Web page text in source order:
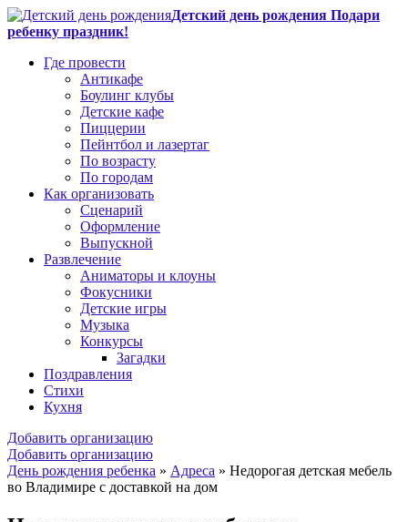
Детский день рождения Подари
ребенку праздник!
Где провести
Антикафе
Боулинг клубы
Детские кафе
Пиццерии
Пейнтбол и лазертаг
По возрасту
По городам
Как организовать
Сценарий
Оформление
Выпускной
Развлечение
Аниматоры и клоуны
Фокусники
Детские игры
Музыка
Конкурсы
Загадки
Поздравления
Стихи
Кухня
Добавить организацию
Добавить организацию
День рождения ребенка » Адреса » Недорогая детская мебель
во Владимире с доставкой на дом